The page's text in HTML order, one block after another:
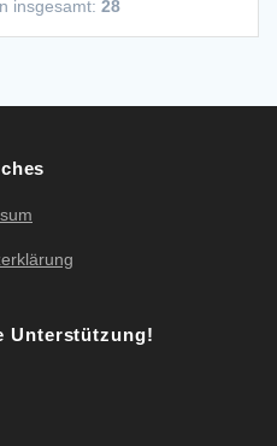
insgesamt: 28
Unterstützung!